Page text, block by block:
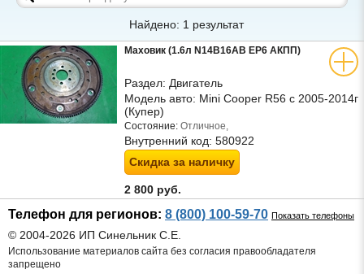
Найдено: 1 результат
Маховик (1.6л N14B16AB EP6 АКПП)
Раздел: Двигатель
Модель авто: Mini Cooper R56 с 2005-2014г
(Купер)
Состояние: Отличное,
Внутренний код: 580922
Скидка за наличку
2 800 руб.
Телефон для регионов: 8 (800) 100-59-70 Показать телефоны
© 2004-2026 ИП Синельник С.Е.
Использование материалов сайта без согласия правообладателя
запрещено